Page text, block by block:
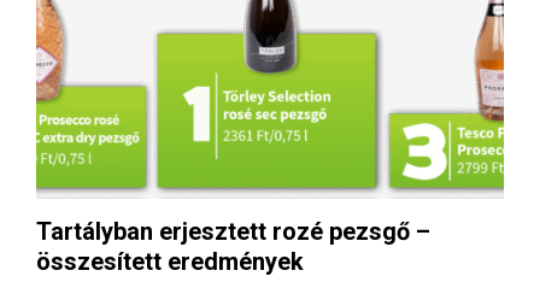
R
Y
Tartályban erjesztett rozé pezsgő –
összesített eredmények